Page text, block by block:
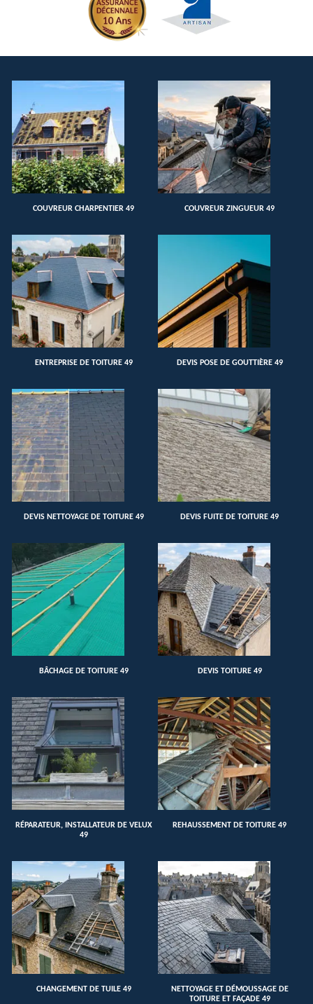
COUVREUR CHARPENTIER 49 COUVREUR ZINGUEUR 49
ENTREPRISE DE TOITURE 49 DEVIS POSE DE GOUTTIÈRE 49
DEVIS NETTOYAGE DE TOITURE 49 DEVIS FUITE DE TOITURE 49
BÂCHAGE DE TOITURE 49 DEVIS TOITURE 49
RÉPARATEUR, INSTALLATEUR DE VELUX
49
REHAUSSEMENT DE TOITURE 49
CHANGEMENT DE TUILE 49
NETTOYAGE ET DÉMOUSSAGE DE
TOITURE ET FAÇADE 49